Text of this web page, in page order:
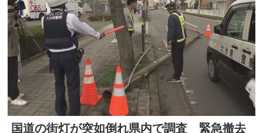
国道の街灯が突如倒れ県内で調査 緊急撤去